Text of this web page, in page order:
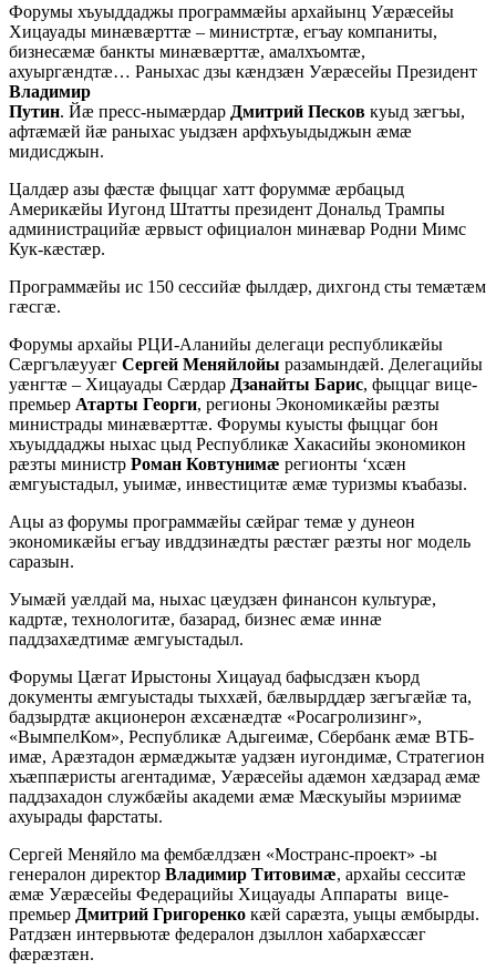
Форумы хъуыддаджы программæйы архайынц Уæрæсейы
Хицауады минæвæрттæ – министртæ, егъау компаниты,
бизнесæмæ банкты минæвæрттæ, амалхъомтæ,
ахуыргæндтæ… Раныхас дзы кæндзæн Уæрæсейы Президент
Владимир
Путин. Йæ пресс-нымæрдар Дмитрий Песков куыд зæгъы,
афтæмæй йæ раныхас уыдзæн арфхъуыдыджын æмæ
мидисджын.
Цалдæр азы фæстæ фыццаг хатт форуммæ æрбацыд
Америкæйы Иугонд Штатты президент Дональд Трампы
администрацийæ æрвыст официалон минæвар Родни Мимс
Кук-кæстæр.
Программæйы ис 150 сессийæ фылдæр, дихгонд сты темæтæм
гæсгæ.
Форумы архайы РЦИ-Аланийы делегаци республикæйы
Сæргълæууæг Сергей Меняйлойы разамындæй. Делегацийы
уæнгтæ – Хицауады Сæрдар Дзанайты Барис, фыццаг вице-
премьер Атарты Георги, регионы Экономикæйы рæзты
министрады минæвæрттæ. Форумы куысты фыццаг бон
хъуыддаджы ныхас цыд Республикæ Хакасийы экономикон
рæзты министр Роман Ковтунимæ регионты ‘хсæн
æмгуыстадыл, уыимæ, инвестицитæ æмæ туризмы къабазы.
Ацы аз форумы программæйы сæйраг темæ у дунеон
экономикæйы егъау ивддзинæдты рæстæг рæзты ног модель
саразын.
Уымæй уæлдай ма, ныхас цæудзæн финансон культурæ,
кадртæ, технологитæ, базарад, бизнес æмæ иннæ
паддзахæдтимæ æмгуыстадыл.
Форумы Цæгат Ирыстоны Хицауад бафысдзæн къорд
документы æмгуыстады тыххæй, бæлвырддæр зæгъгæйæ та,
бадзырдтæ акционерон æхсæнæдтæ «Росагролизинг»,
«ВымпелКом», Республикæ Адыгеимæ, Сбербанк æмæ ВТБ-
имæ, Арæзтадон æрмæджытæ уадзæн иугондимæ, Стратегион
хъæппæристы агентадимæ, Уæрæсейы адæмон хæдзарад æмæ
паддзахадон службæйы академи æмæ Мæскуыйы мэриимæ
ахуырады фарстаты.
Сергей Меняйло ма фембæлдзæн «Мостранс-проект» -ы
генералон директор Владимир Титовимæ, архайы сесситæ
æмæ Уæрæсейы Федерацийы Хицауады Аппараты вице-
премьер Дмитрий Григоренко кæй сарæзта, уыцы æмбырды.
Ратдзæн интервьютæ федералон дзыллон хабархæссæг
фæрæзтæн.